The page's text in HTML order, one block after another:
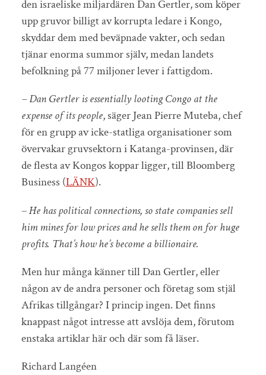
den israeliske miljardären Dan Gertler, som köper
upp gruvor billigt av korrupta ledare i Kongo,
skyddar dem med beväpnade vakter, och sedan
tjänar enorma summor själv, medan landets
befolkning på 77 miljoner lever i fattigdom.
– Dan Gertler is essentially looting Congo at the
expense of its people, säger Jean Pierre Muteba, chef
för en grupp av icke-statliga organisationer som
övervakar gruvsektorn i Katanga-provinsen, där
de flesta av Kongos koppar ligger, till Bloomberg
Business (LÄNK).
–He has political connections, so state companies sell
him mines for low prices and he sells them on for huge
profits. That’s how he’s become a billionaire.
Men hur många känner till Dan Gertler, eller
någon av de andra personer och företag som stjäl
Afrikas tillgångar? I princip ingen. Det finns
knappast något intresse att avslöja dem, förutom
enstaka artiklar här och där som få läser.
Richard Langéen